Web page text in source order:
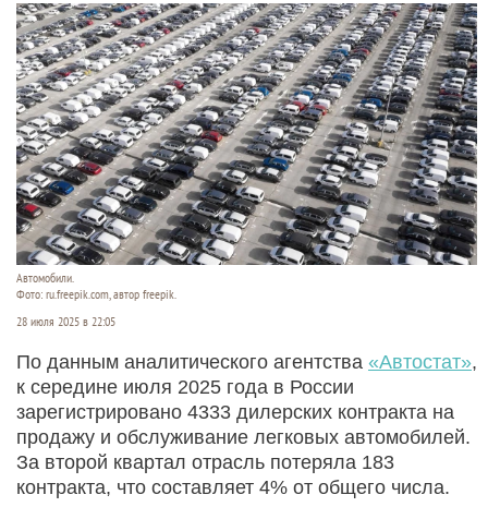
Автомобили.
Фото: ru.freepik.com, автор freepik.
28 июля 2025 в 22:05
По данным аналитического агентства «Автостат»,
к середине июля 2025 года в России
зарегистрировано 4333 дилерских контракта на
продажу и обслуживание легковых автомобилей.
За второй квартал отрасль потеряла 183
контракта, что составляет 4% от общего числа.